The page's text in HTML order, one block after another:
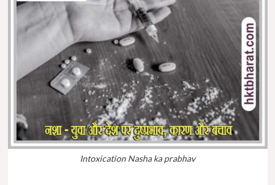
Intoxication Nasha ka prabhav